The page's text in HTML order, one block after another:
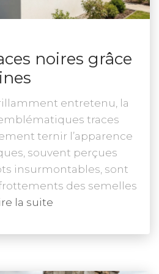
noires grâce
entretenu, la
traces
ternir l’apparence
souvent perçues
insurmontables, sont
des semelles
la suite